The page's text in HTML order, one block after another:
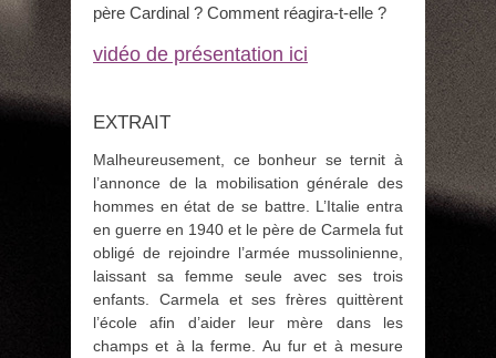
père Cardinal ? Comment réagira-t-elle ?
vidéo de présentation ici
EXTRAIT
Malheureusement, ce bonheur se ternit à
l’annonce de la mobilisation générale des
hommes en état de se battre. L’Italie entra
en guerre en 1940 et le père de Carmela fut
obligé de rejoindre l’armée mussolinienne,
laissant sa femme seule avec ses trois
enfants. Carmela et ses frères quittèrent
l’école afin d’aider leur mère dans les
champs et à la ferme. Au fur et à mesure